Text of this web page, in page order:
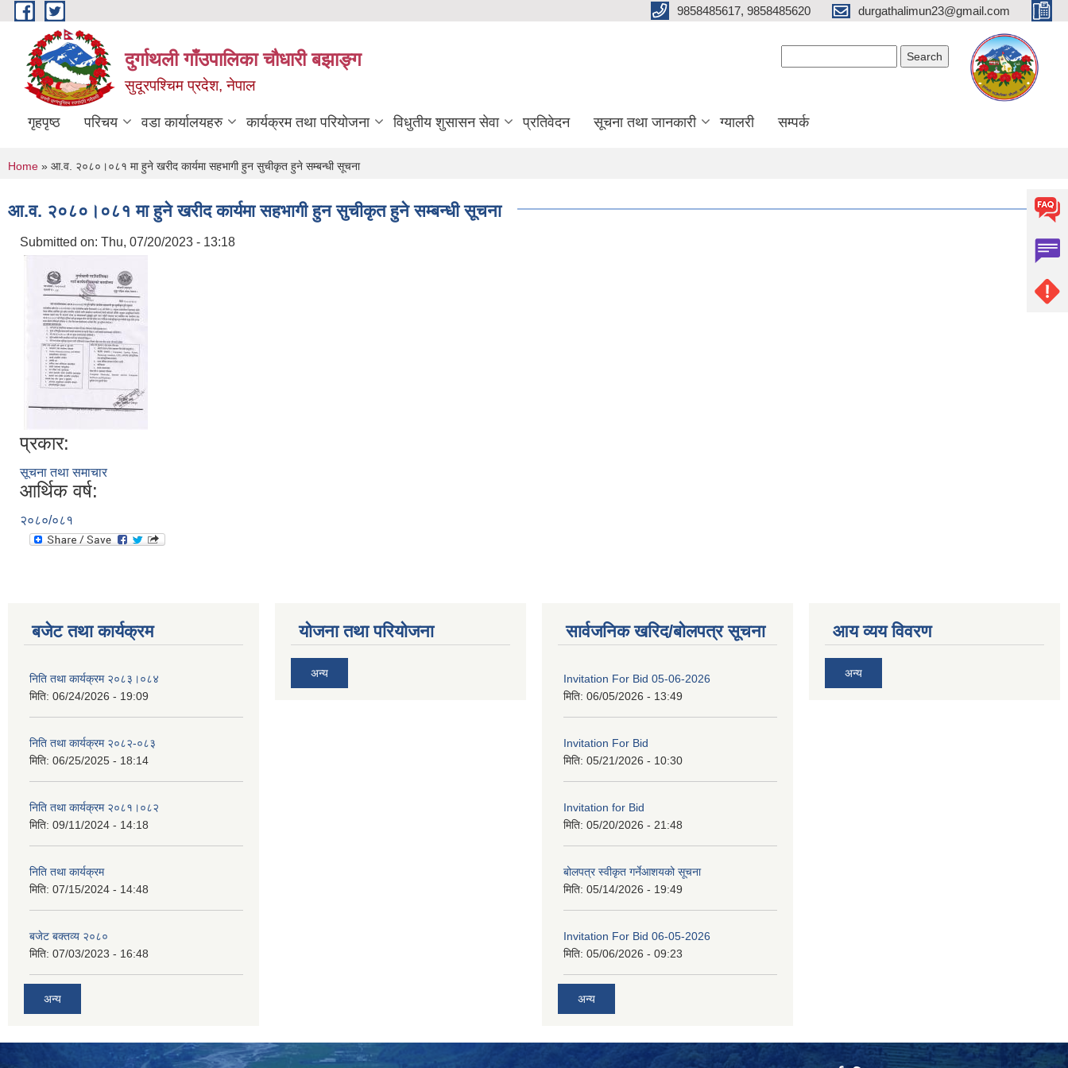
Skip to main content 9858485617, 9858485620 durgathalimun23@gmail.com
दुर्गाथली गाँउपालिका चौधारी बझाङ्ग
सुदूरपश्चिम प्रदेश, नेपाल
गृहपृष्ठ परिचय वडा कार्यालयहरु कार्यक्रम तथा परियोजना विधुतीय शुसासन सेवा प्रतिवेदन सूचना तथा जानकारी ग्यालरी सम्पर्क
You are here
Home » आ.व. २०८०।०८१ मा हुने खरीद कार्यमा सहभागी हुन सुचीकृत हुने सम्बन्धी सूचना
आ.व. २०८०।०८१ मा हुने खरीद कार्यमा सहभागी हुन सुचीकृत हुने सम्बन्धी सूचना
Submitted on: Thu, 07/20/2023 - 13:18
प्रकार:
सूचना तथा समाचार
आर्थिक वर्ष:
२०८०/०८१
बजेट तथा कार्यक्रम
निति तथा कार्यक्रम २०८३।०८४
मिति: 06/24/2026 - 19:09
निति तथा कार्यक्रम २०८२-०८३
मिति: 06/25/2025 - 18:14
निति तथा कार्यक्रम २०८१।०८२
मिति: 09/11/2024 - 14:18
निति तथा कार्यक्रम
मिति: 07/15/2024 - 14:48
बजेट बक्तव्य २०८०
मिति: 07/03/2023 - 16:48
अन्य
योजना तथा परियोजना
अन्य
सार्वजनिक खरिद/बोलपत्र सूचना
Invitation For Bid 05-06-2026
मिति: 06/05/2026 - 13:49
Invitation For Bid
मिति: 05/21/2026 - 10:30
Invitation for Bid
मिति: 05/20/2026 - 21:48
बोलपत्र स्वीकृत गर्नेआशयको सूचना
मिति: 05/14/2026 - 19:49
Invitation For Bid 06-05-2026
मिति: 05/06/2026 - 09:23
अन्य
आय व्यय विवरण
अन्य